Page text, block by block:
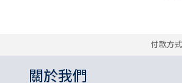
付款方
關於我們